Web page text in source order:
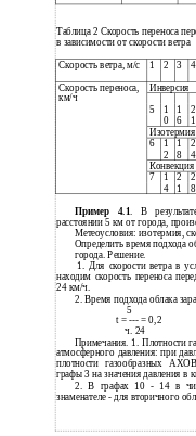
Таблица 2 Скорость переноса
в зависимости от скорости ветра
Скорость ветра, м/с 1 2 3 4
Скорость переноса,
Инверсия
км/ч
5
1 1 2
0
6 1
Изотермия
6 1 1 2
2
8 4
Конвекция
7
1 2 2
4 1 8
Пример 4.1. В
расстоянии 5 км от города,
Метеоусловия: изотермия,
Определить время подхода
города. Решение.
1. Для скорости ветра в
находим скорость переноса
24 км/ч.
2. Время подхода облака
5
t = --- = 0,2
ч. 24
Примечания. 1. Плотности
атмосферного давления: при
плотности газообразных
графы 3 на значения давления в
2. В графах 10 - 14 в
знаменателе - для вторичного